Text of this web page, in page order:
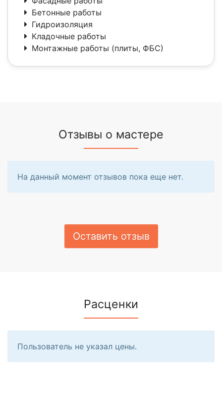
Бетонные работы
Гидроизоляция
Кладочные работы
Монтажные работы (плиты, ФБС)
Отзывы о мастере
На данный момент отзывов пока еще нет.
Оставить отзыв
Расценки
Пользователь не указал цены.